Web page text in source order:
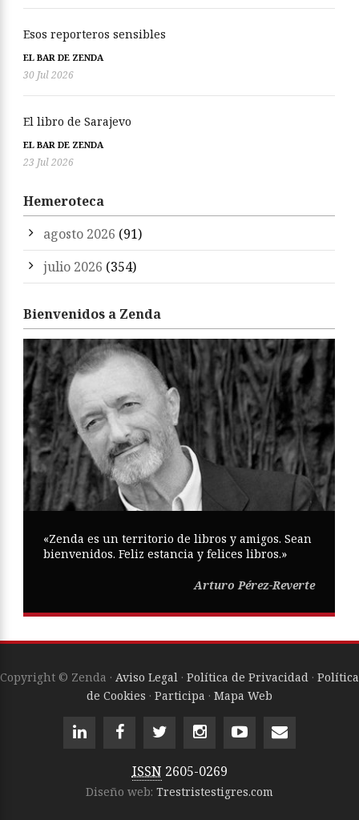
Esos reporteros sensibles
EL BAR DE ZENDA
30 Jul 2026
El libro de Sarajevo
EL BAR DE ZENDA
23 Jul 2026
Hemeroteca
agosto 2026 (91)
julio 2026 (354)
Bienvenidos a Zenda
«Zenda es un territorio de libros y amigos. Sean
bienvenidos. Feliz estancia y felices libros.»
Arturo Pérez-Reverte
Copyright © Zenda · Aviso Legal · Política de Privacidad · Política
de Cookies · Participa · Mapa Web
ISSN 2605-0269
Diseño web: Trestristestigres.com